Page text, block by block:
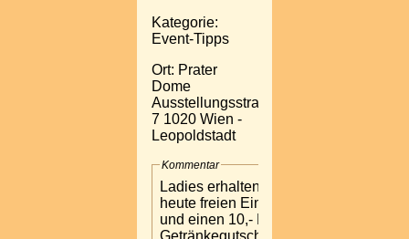
Kategorie:
Event-Tipps
Ort: Prater
Dome
Ausstellungsstraße
7 1020 Wien -
Leopoldstadt
Kommentar
Ladies erhalten
heute freien Eintritt
und einen 10,- Euro
Getränkegutschein